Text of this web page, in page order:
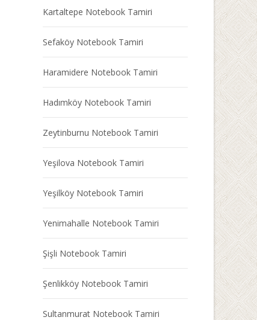
Kartaltepe Notebook Tamiri
Sefaköy Notebook Tamiri
Haramidere Notebook Tamiri
Hadımköy Notebook Tamiri
Zeytinburnu Notebook Tamiri
Yeşilova Notebook Tamiri
Yeşilköy Notebook Tamiri
Yenimahalle Notebook Tamiri
Şişli Notebook Tamiri
Şenlikköy Notebook Tamiri
Sultanmurat Notebook Tamiri